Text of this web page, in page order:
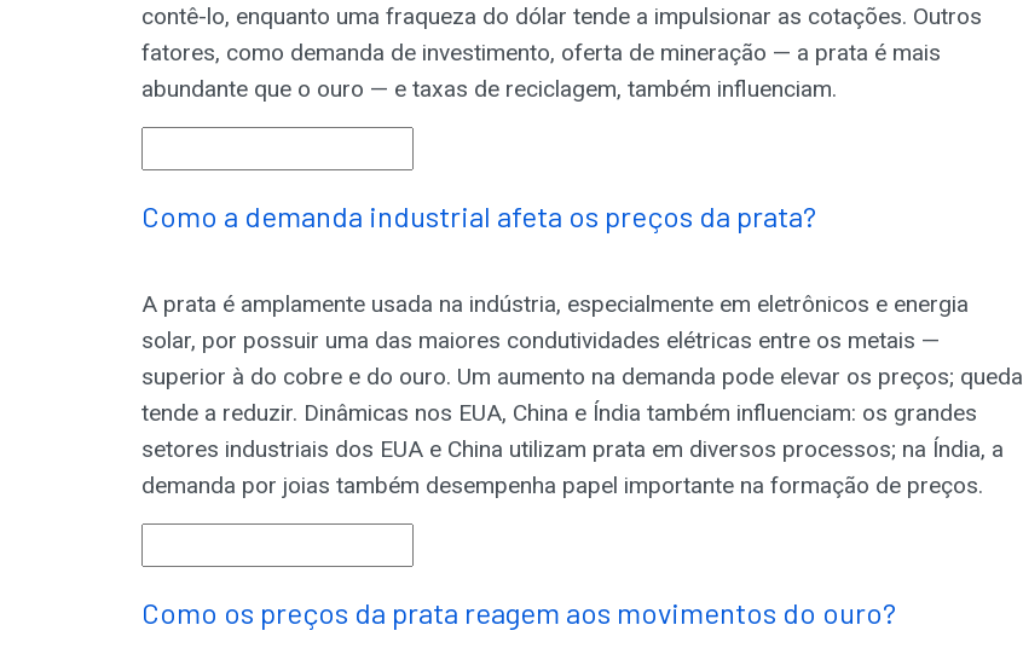
contê-lo, enquanto uma fraqueza do dólar tende a impulsionar as cotações. Outros
fatores, como demanda de investimento, oferta de mineração — a prata é mais
abundante que o ouro — e taxas de reciclagem, também influenciam.
Como a demanda industrial afeta os preços da prata?
A prata é amplamente usada na indústria, especialmente em eletrônicos e energia
solar, por possuir uma das maiores condutividades elétricas entre os metais —
superior à do cobre e do ouro. Um aumento na demanda pode elevar os preços; queda
tende a reduzir. Dinâmicas nos EUA, China e Índia também influenciam: os grandes
setores industriais dos EUA e China utilizam prata em diversos processos; na Índia, a
demanda por joias também desempenha papel importante na formação de preços.
Como os preços da prata reagem aos movimentos do ouro?